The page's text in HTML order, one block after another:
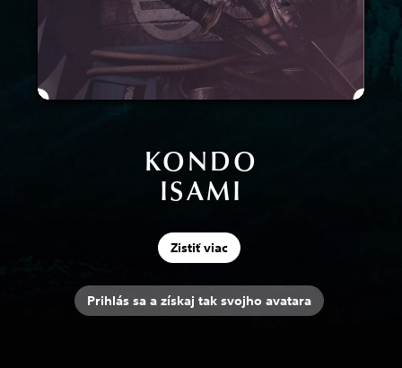
KONDO
ISAMI
Zistiť viac
Prihlás sa a získaj tak svojho avatara